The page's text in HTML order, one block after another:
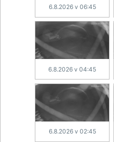
6.8.2026 v 06:45
6.8.2026 v 04:45
6.8.2026 v 02:45